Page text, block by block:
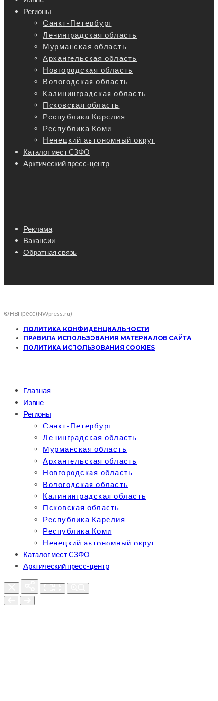
Регионы
Санкт-Петербург
Ленинградская область
Мурманская область
Архангельская область
Новгородская область
Вологодская область
Калининградская область
Псковская область
Республика Карелия
Республика Коми
Ненецкий автономный округ
Каталог мест СЗФО
Арктический пресс-центр
Реклама
Вакансии
Обратная связь
© НВПресс (NWpress.ru)
ПОЛИТИКА КОНФИДЕНЦИАЛЬНОСТИ
ПРАВИЛА ИСПОЛЬЗОВАНИЯ МАТЕРИАЛОВ САЙТА
ПОЛИТИКА ИСПОЛЬЗОВАНИЯ COOKIES
Главная
Извне
Регионы
Санкт-Петербург
Ленинградская область
Мурманская область
Архангельская область
Новгородская область
Вологодская область
Калининградская область
Псковская область
Республика Карелия
Республика Коми
Ненецкий автономный округ
Каталог мест СЗФО
Арктический пресс-центр